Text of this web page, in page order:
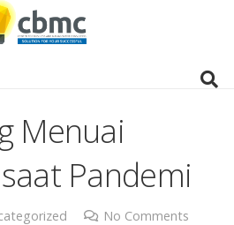
Menuai
Pandemi
No Comments